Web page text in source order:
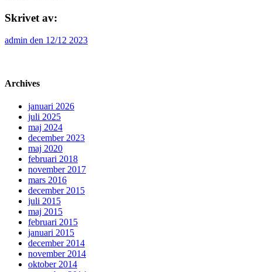
Skrivet av:
admin den 12/12 2023
Archives
januari 2026
juli 2025
maj 2024
december 2023
maj 2020
februari 2018
november 2017
mars 2016
december 2015
juli 2015
maj 2015
februari 2015
januari 2015
december 2014
november 2014
oktober 2014